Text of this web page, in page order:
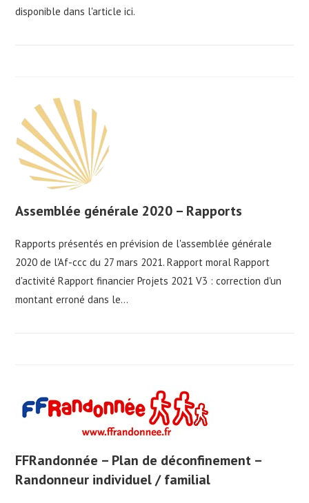
disponible dans l'article ici.
Assemblée générale 2020 – Rapports
Rapports présentés en prévision de l'assemblée générale
2020 de l'Af-ccc du 27 mars 2021. Rapport moral Rapport
d'activité Rapport financier Projets 2021 V3 : correction d'un
montant erroné dans le…
FFRandonnée – Plan de déconfinement –
Randonneur individuel / familial